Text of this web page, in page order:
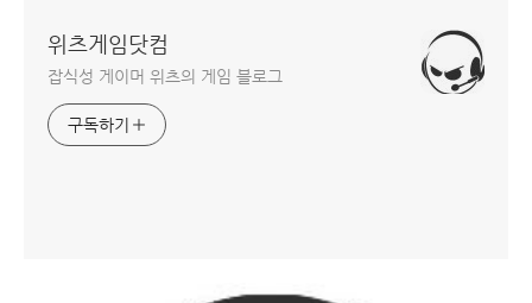
위츠게임닷컴
잡식성 게이머 위츠의 게임 블로그
구독하기